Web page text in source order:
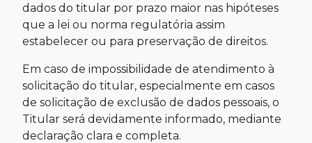
dados do titular por prazo maior nas hipóteses
que a lei ou norma regulatória assim
estabelecer ou para preservação de direitos.
Em caso de impossibilidade de atendimento à
solicitação do titular, especialmente em casos
de solicitação de exclusão de dados pessoais, o
Titular será devidamente informado, mediante
declaração clara e completa.